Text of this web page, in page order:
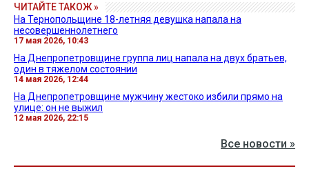
ЧИТАЙТЕ ТАКОЖ »
На Тернопольщине 18-летняя девушка напала на
несовершеннолетнего
17 мая 2026, 10:43
На Днепропетровщине группа лиц напала на двух братьев,
один в тяжелом состоянии
14 мая 2026, 12:44
На Днепропетровщине мужчину жестоко избили прямо на
улице: он не выжил
12 мая 2026, 22:15
Все новости »